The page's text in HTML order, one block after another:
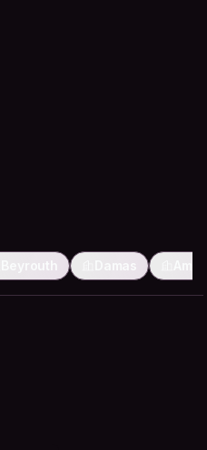
Beyrouth Damas